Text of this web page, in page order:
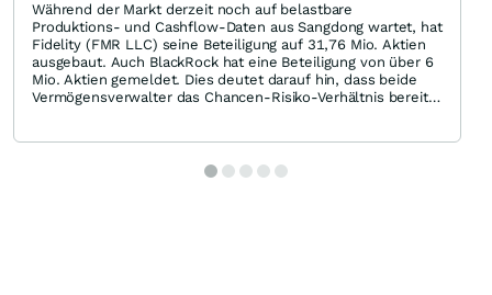
Während der Markt derzeit noch auf belastbare
Produktions- und Cashflow-Daten aus Sangdong wartet, hat
Fidelity (FMR LLC) seine Beteiligung auf 31,76 Mio. Aktien
ausgebaut. Auch BlackRock hat eine Beteiligung von über 6
Mio. Aktien gemeldet. Dies deutet darauf hin, dass beide
Vermögensverwalter das Chancen-Risiko-Verhältnis bereits
Anleger ein bemerkenswertes Vertrauenssignal sein.